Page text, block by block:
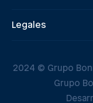
Legales
2024 © Grupo
Grupo